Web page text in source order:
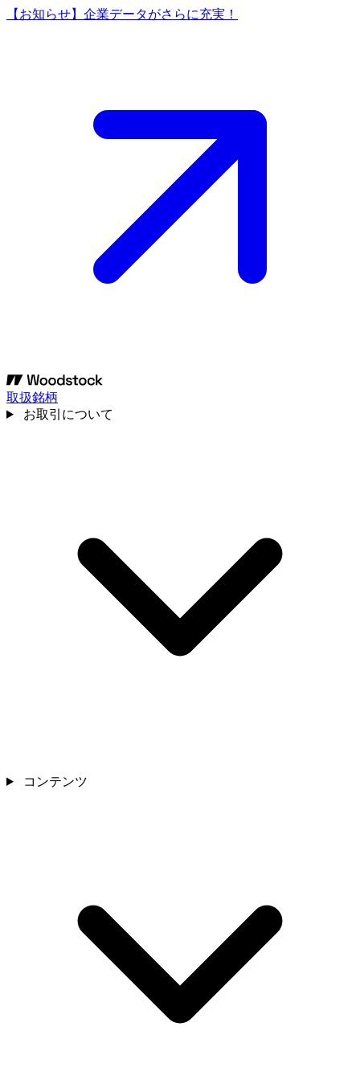
【お知らせ】企業データがさらに充実！
取扱銘柄
お取引について
コンテンツ